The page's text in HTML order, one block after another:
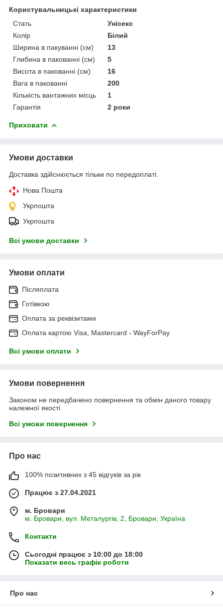
Користувальницькі характеристики
Стать
Унісекс
Колір
Білий
Ширина в пакуванні (см)
13
Глибина в пакованні (см)
5
Висота в пакованні (см)
16
Вага в пакованні
200
Кількість вантажних місць
1
Гарантія
2 роки
Приховати
Умови доставки
Доставка здійснюється тільки по передоплаті.
Нова Пошта
Укрпошта
Укрпошта
Всі умови доставки
Умови оплати
Післяплата
Готівкою
Оплата за реквізитами
Оплата картою Visa, Mastercard - WayForPay
Всі умови оплати
Умови повернення
Законом не передбачено повернення та обмін даного товару
належної якості
Всі умови повернення
Про нас
100% позитивних з 45 відгуків за рік
Працює з 27.04.2021
м. Бровари
м. Бровари, вул. Металургів, 2, Бровари, Україна
Контакти
Сьогодні працює з 10:00 до 18:00
Показати весь графік роботи
Про нас